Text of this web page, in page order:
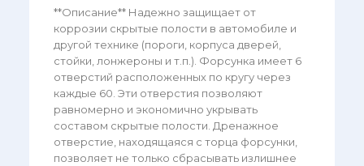
**Описание** Надежно защищает от
коррозии скрытые полости в автомобиле и
другой технике (пороги, корпуса дверей,
стойки, лонжероны и т.п.). Форсунка имеет 6
отверстий расположенных по кругу через
каждые 60. Эти отверстия позволяют
равномерно и экономично укрывать
составом скрытые полости. Дренажное
отверстие, находящаяся с торца форсунки,
позволяет не только сбрасывать излишнее